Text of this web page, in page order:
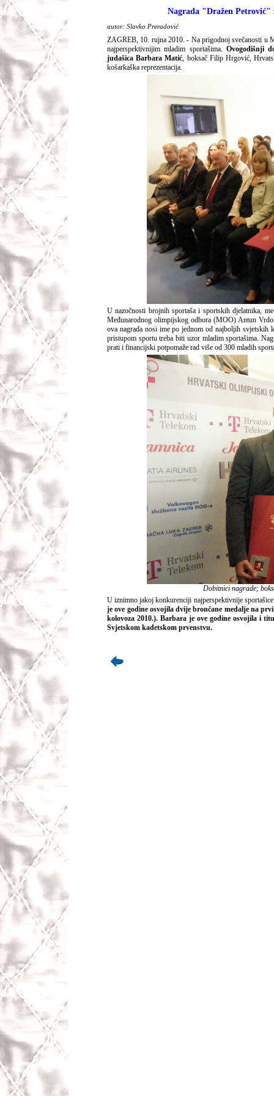
Nagrada "Dražen
autor: Slavko Preradović
ZAGREB, 10. rujna 2010. - Na prigodnoj svečanosti u
najperspektivnijim mladim sportašima.Ovogodišnji
judašica Barbara Matić, boksač Filip Hrgović,
košarkaška reprezentacija.
U nazočnosti brojnih sportaša i sportskih djelatnika,
Međunarodnog olimpijskog odbora (MOO) Antun
ova nagrada nosi ime po jednom od najboljih
pristupom sportu treba biti uzor mladim sportašima.
prati i financijski potpomaže rad više od 300 mladih
Dobitnici nagrade;
U iznimno jakoj konkurenciji najperspektivnije
je ove godine osvojila dvije brončane medalje na
kolovoza 2010.). Barbara je ove godine osvojila i
Svjetskom kadetskom prvenstvu.